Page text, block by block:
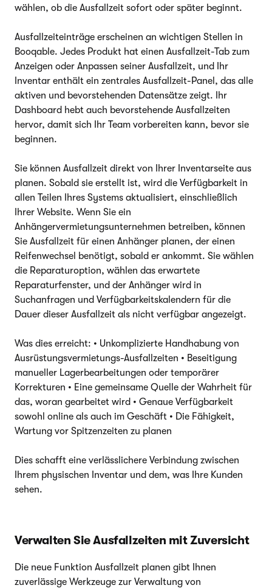
wählen, ob die Ausfallzeit sofort oder später beginnt.
Ausfallzeiteinträge erscheinen an wichtigen Stellen in
Booqable. Jedes Produkt hat einen Ausfallzeit-Tab zum
Anzeigen oder Anpassen seiner Ausfallzeit, und Ihr
Inventar enthält ein zentrales Ausfallzeit-Panel, das alle
aktiven und bevorstehenden Datensätze zeigt. Ihr
Dashboard hebt auch bevorstehende Ausfallzeiten
hervor, damit sich Ihr Team vorbereiten kann, bevor sie
beginnen.
Sie können Ausfallzeit direkt von Ihrer Inventarseite aus
planen. Sobald sie erstellt ist, wird die Verfügbarkeit in
allen Teilen Ihres Systems aktualisiert, einschließlich
Ihrer Website. Wenn Sie ein
Anhängervermietungsunternehmen betreiben, können
Sie Ausfallzeit für einen Anhänger planen, der einen
Reifenwechsel benötigt, sobald er ankommt. Sie wählen
die Reparaturoption, wählen das erwartete
Reparaturfenster, und der Anhänger wird in
Suchanfragen und Verfügbarkeitskalendern für die
Dauer dieser Ausfallzeit als nicht verfügbar angezeigt.
Was dies erreicht: • Unkomplizierte Handhabung von
Ausrüstungsvermietungs-Ausfallzeiten • Beseitigung
manueller Lagerbearbeitungen oder temporärer
Korrekturen • Eine gemeinsame Quelle der Wahrheit für
das, woran gearbeitet wird • Genaue Verfügbarkeit
sowohl online als auch im Geschäft • Die Fähigkeit,
Wartung vor Spitzenzeiten zu planen
Dies schafft eine verlässlichere Verbindung zwischen
Ihrem physischen Inventar und dem, was Ihre Kunden
sehen.
Verwalten Sie Ausfallzeiten mit Zuversicht
Die neue Funktion Ausfallzeit planen gibt Ihnen
zuverlässige Werkzeuge zur Verwaltung von